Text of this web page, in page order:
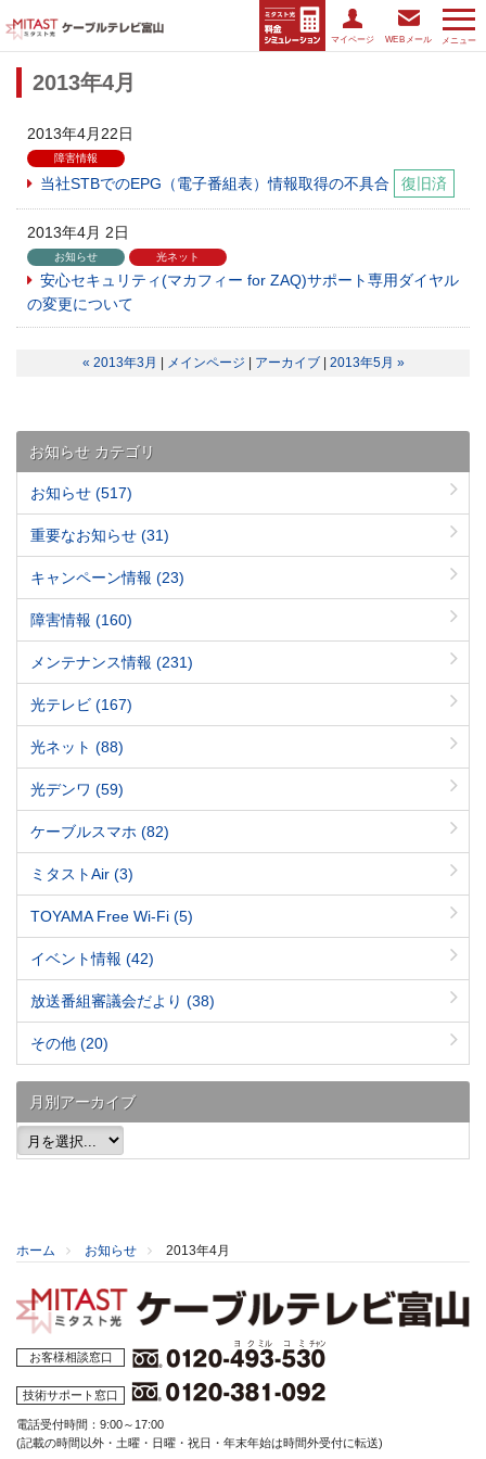
メニュー
マイページ WEBメール
2013年4月
2013年4月22日
障害情報
当社STBでのEPG（電子番組表）情報取得の不具合 復旧済
2013年4月 2日
お知らせ 光ネット
安心セキュリティ(マカフィー for ZAQ)サポート専用ダイヤル
の変更について
« 2013年3月 メインページ アーカイブ| 2013年5月 »
お知らせ カテゴリ
お知らせ (517)
重要なお知らせ (31)
キャンペーン情報 (23)
障害情報 (160)
メンテナンス情報 (231)
光テレビ (167)
光ネット (88)
光デンワ (59)
ケーブルスマホ (82)
ミタストAir (3)
TOYAMA Free Wi-Fi (5)
イベント情報 (42)
放送番組審議会だより (38)
その他 (20)
月別アーカイブ
ホーム お知らせ 2013年4月
お客様相談窓口
技術サポート窓口
電話受付時間：9:00～17:00
(記載の時間以外・土曜・日曜・祝日・年末年始は時間外受付に転送)